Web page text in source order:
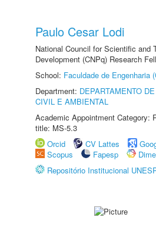
Paulo Cesar Lodi
National Council for Scientific and
Development (CNPq) Research
School: Faculdade de Engenharia
Department: DEPARTAMENTO
CIVIL E AMBIENTAL
Academic Appointment Category:
title: MS-5.3
Orcid
CV Lattes
Scopus
Fapesp
Repositório Institucional